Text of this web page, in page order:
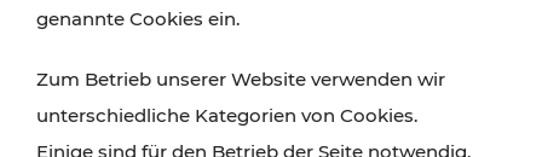
Wien, Niederösterreich und das Burgenland
Wanderungen, Kultur und Gastronomie,
Radtouren oder purer Naturgenuss – viele
genannte Cookies ein.
Zum Betrieb unserer Website verwenden wir
unterschiedliche Kategorien von Cookies.
Einige sind für den Betrieb der Seite notwendig,